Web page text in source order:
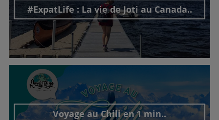
#ExpatLife : La vie de Joti au Canada..
Découvrir cet interview
Voyage au Chili en 1 min..